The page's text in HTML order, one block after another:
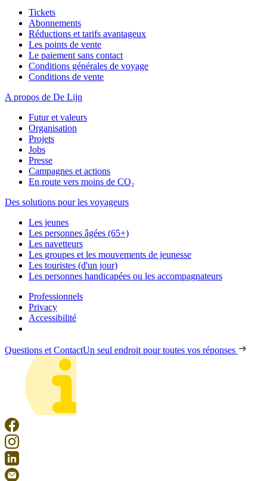
Tickets
Abonnements
Réductions et tarifs avantageux
Les points de vente
Le paiement sans contact
Conditions générales de voyage
Conditions de vente
A propos de De Lijn
Futur et valeurs
Organisation
Projets
Jobs
Presse
Campagnes et actions
En route vers moins de CO₂
Des solutions pour les voyageurs
Les jeunes
Les personnes âgées (65+)
Les navetteurs
Les groupes et les mouvements de jeunesse
Les touristes (d'un jour)
Les personnes handicapées ou les accompagnateurs
Professionnels
Privacy
Accessibilité
Questions et ContactUn seul endroit pour toutes vos réponses